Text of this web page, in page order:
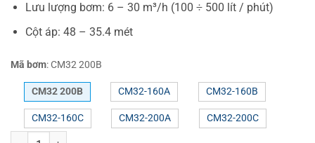
Lưu lượng bơm: 6 – 30 m³/h (100 ÷ 500 lít / phút)
Cột áp: 48 – 35.4 mét
Mã bơm:CM32 200B
CM32 200B CM32-160A CM32-160B
CM32-160C CM32-200A
CM32-200C
Máy bơm nước Pentax CM32-200B công suất 7.5HP (5.5kW) số